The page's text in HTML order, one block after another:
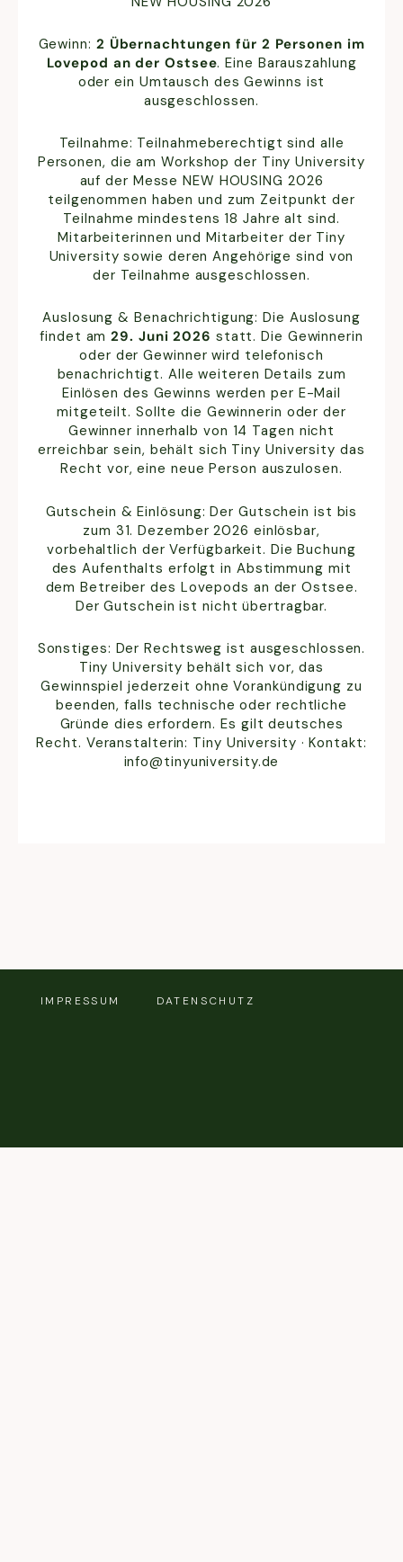
Gewinn: 2 Übernachtungen für 2 Personen im
Lovepod an der Ostsee. Eine Barauszahlung
oder ein Umtausch des Gewinns ist
ausgeschlossen.
Teilnahme: Teilnahmeberechtigt sind alle
Personen, die am Workshop der Tiny University
auf der Messe NEW HOUSING 2026
teilgenommen haben und zum Zeitpunkt der
Teilnahme mindestens 18 Jahre alt sind.
Mitarbeiterinnen und Mitarbeiter der Tiny
University sowie deren Angehörige sind von
der Teilnahme ausgeschlossen.
Auslosung & Benachrichtigung: Die Auslosung
findet am29. Juni 2026 statt. Die Gewinnerin
oder der Gewinner wird telefonisch
benachrichtigt. Alle weiteren Details zum
Einlösen des Gewinns werden per E-Mail
mitgeteilt. Sollte die Gewinnerin oder der
Gewinner innerhalb von 14 Tagen nicht
erreichbar sein, behält sich Tiny University das
Recht vor, eine neue Person auszulosen.
Gutschein & Einlösung: Der Gutschein ist bis
zum 31. Dezember 2026 einlösbar,
vorbehaltlich der Verfügbarkeit. Die Buchung
des Aufenthalts erfolgt in Abstimmung mit
dem Betreiber des Lovepods an der Ostsee.
Der Gutschein ist nicht übertragbar.
Sonstiges: Der Rechtsweg ist ausgeschlossen.
Tiny University behält sich vor, das
Gewinnspiel jederzeit ohne Vorankündigung zu
beenden, falls technische oder rechtliche
Gründe dies erfordern. Es gilt deutsches
Recht. Veranstalterin: Tiny University · Kontakt:
info@tinyuniversity.de
IMPRESSUM DATENSCHUTZ